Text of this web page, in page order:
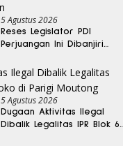
5 Agustus 2026
Reses Legislator PDI
Perjuangan Ini Dibanjiri
Minta Irigasi dan Alsintan
5 Agustus 2026
Dugaan Aktivitas Ilegal
Dibalik Legalitas IPR Blok 6